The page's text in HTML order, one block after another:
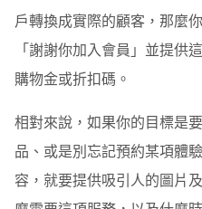
戶轉換成實際的顧客，那麼
「謝謝你加入會員」並提供
購物金或折扣碼。
相對來說，如果你的目標是
品、或是別忘記預約某項體
容，就要提供吸引人的圖片